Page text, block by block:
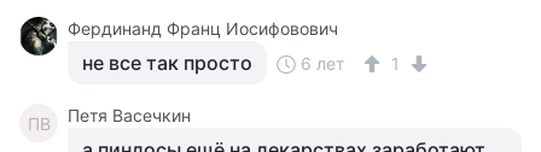
Фердинанд Франц Иосифовович
не все так просто 6 лет 1
ПВ Петя Васечкин